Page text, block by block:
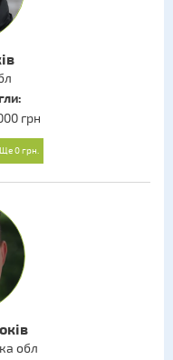
грн
Ще 0 грн.
обл